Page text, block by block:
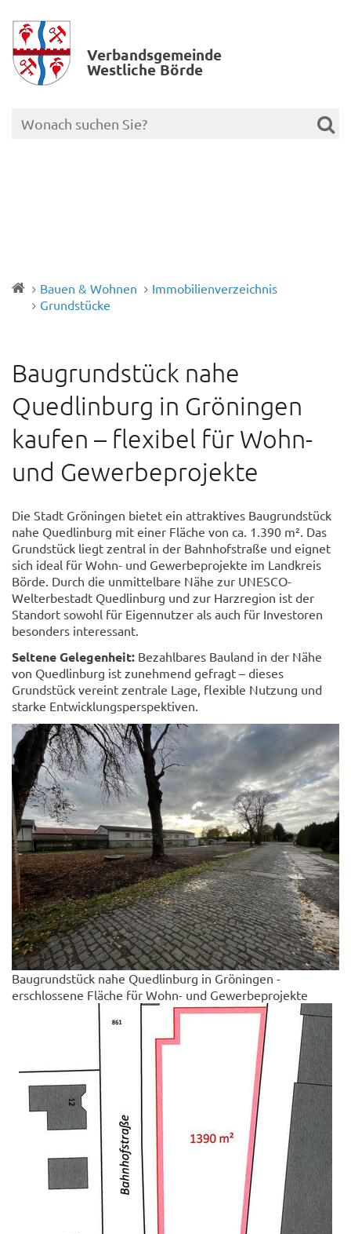
Verbands­gemeinde
Westliche Börde
Bauen & Wohnen
Immobilienverzeichnis
Grundstücke
Baugrundstück nahe
Quedlinburg in Gröningen
kaufen – flexibel für Wohn-
und Gewerbeprojekte
Die Stadt Gröningen bietet ein attraktives Baugrundstück
nahe Quedlinburg mit einer Fläche von ca. 1.390 m². Das
Grundstück liegt zentral in der Bahnhofstraße und eignet
sich ideal für Wohn- und Gewerbeprojekte im Landkreis
Börde. Durch die unmittelbare Nähe zur UNESCO-
Welterbestadt Quedlinburg und zur Harzregion ist der
Standort sowohl für Eigennutzer als auch für Investoren
besonders interessant.
Seltene Gelegenheit: Bezahlbares Bauland in der Nähe
von Quedlinburg ist zunehmend gefragt – dieses
Grundstück vereint zentrale Lage, flexible Nutzung und
starke Entwicklungsperspektiven.
Baugrundstück nahe Quedlinburg in Gröningen -
erschlossene Fläche für Wohn- und Gewerbeprojekte